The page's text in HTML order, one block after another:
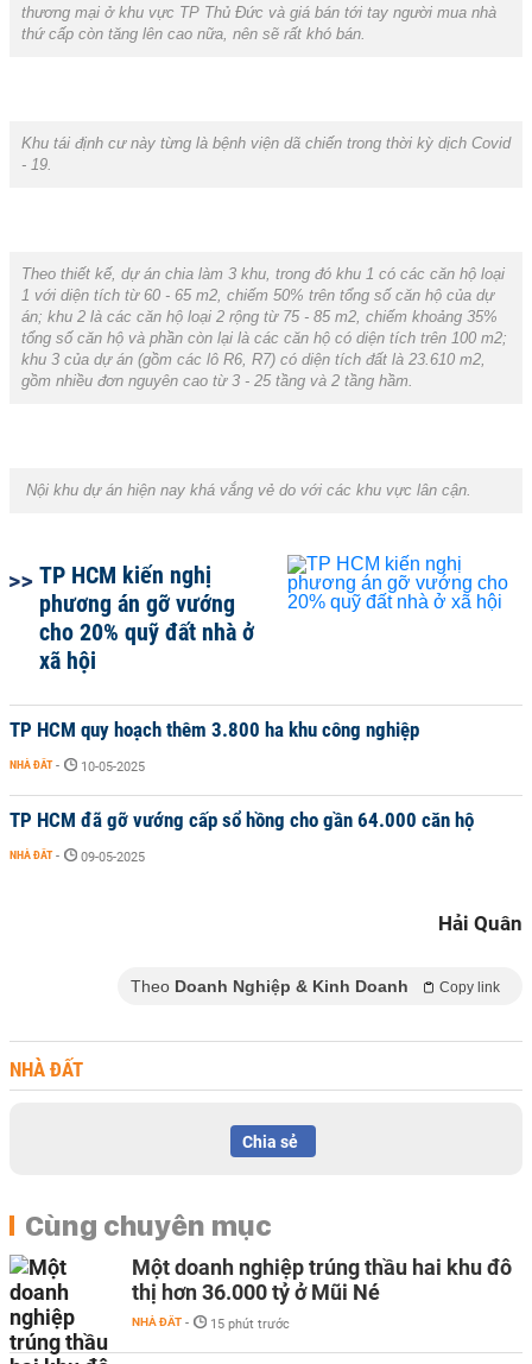
thương mại ở khu vực TP Thủ Đức và giá bán tới tay người mua nhà
thứ cấp còn tăng lên cao nữa, nên sẽ rất khó bán.
Khu tái định cư này từng là bệnh viện dã chiến trong thời kỳ dịch Covid
- 19.
Theo thiết kế, dự án chia làm 3 khu, trong đó khu 1 có các căn hộ loại
1 với diện tích từ 60 - 65 m2, chiếm 50% trên tổng số căn hộ của dự
án; khu 2 là các căn hộ loại 2 rộng từ 75 - 85 m2, chiếm khoảng 35%
tổng số căn hộ và phần còn lại là các căn hộ có diện tích trên 100 m2;
khu 3 của dự án (gồm các lô R6, R7) có diện tích đất là 23.610 m2,
gồm nhiều đơn nguyên cao từ 3 - 25 tầng và 2 tầng hầm.
Nội khu dự án hiện nay khá vắng vẻ do với các khu vực lân cận.
TP HCM kiến nghị
phương án gỡ vướng
cho 20% quỹ đất nhà ở
xã hội
TP HCM quy hoạch thêm 3.800 ha khu công nghiệp
NHÀ ĐẤT - 10-05-2025
TP HCM đã gỡ vướng cấp sổ hồng cho gần 64.000 căn hộ
NHÀ ĐẤT - 09-05-2025
Hải Quân
Theo Doanh Nghiệp & Kinh Doanh Copy link
NHÀ ĐẤT
Chia sẻ
Cùng chuyên mục
Một doanh nghiệp trúng thầu hai khu đô
thị hơn 36.000 tỷ ở Mũi Né
NHÀ ĐẤT - 15 phút trước